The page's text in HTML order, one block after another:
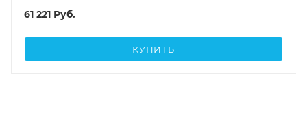
61 221 Руб.
КУПИТЬ